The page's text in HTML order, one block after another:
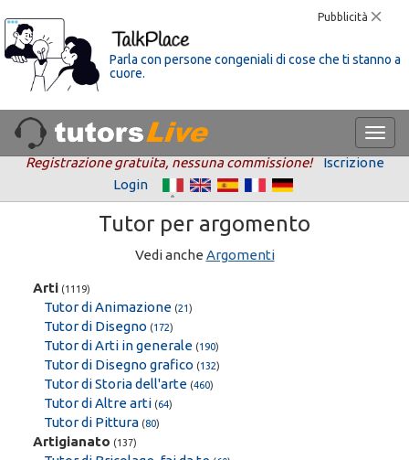
Pubblicità
Parla con persone congeniali di cose che ti stanno a
cuore.
Registrazione gratuita, nessuna commissione!
Iscrizione
Login
Tutor per argomento
Vedi anche Argomenti
Arti (1119)
Tutor di Animazione (21)
Tutor di Disegno (172)
Tutor di Arti in generale (190)
Tutor di Disegno grafico (132)
Tutor di Storia dell'arte (460)
Tutor di Altre arti (64)
Tutor di Pittura (80)
Artigianato (137)